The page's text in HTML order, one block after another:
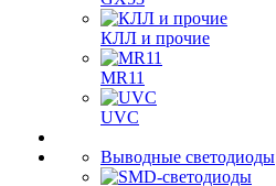
КЛЛ и прочие
MR11
UVC
Выводные светодиоды